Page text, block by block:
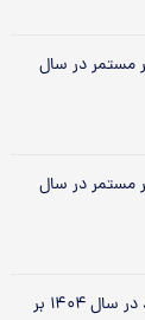
مستمر در سال
مستمر در سال
قیمت تمام شده حقوق و دستمزد در سال ۱۴۰۴ بر